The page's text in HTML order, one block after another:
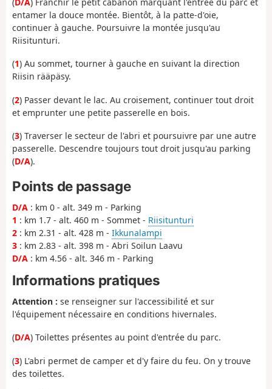
entamer la douce montée. Bientôt, à la patte-d'oie,
continuer à gauche. Poursuivre la montée jusqu'au
Riisitunturi.
(1) Au sommet, tourner à gauche en suivant la direction
Riisin rääpäsy.
(2) Passer devant le lac. Au croisement, continuer tout droit
et emprunter une petite passerelle en bois.
(3) Traverser le secteur de l'abri et poursuivre par une autre
passerelle. Descendre toujours tout droit jusqu'au parking
(D/A).
Points de passage
D/A : km 0 - alt. 349 m - Parking
1 : km 1.7 - alt. 460 m - Sommet - Riisitunturi
2 : km 2.31 - alt. 428 m - Ikkunalampi
3 : km 2.83 - alt. 398 m - Abri Soilun Laavu
D/A : km 4.56 - alt. 346 m - Parking
Informations pratiques
Attention : se renseigner sur l'accessibilité et sur
l'équipement nécessaire en conditions hivernales.
(D/A) Toilettes présentes au point d'entrée du parc.
(3) L'abri permet de camper et d'y faire du feu. On y trouve
des toilettes.